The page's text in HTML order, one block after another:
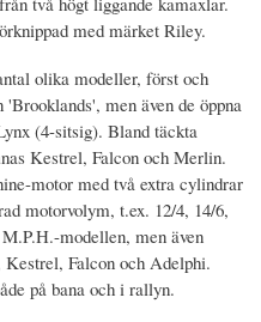
med märket Riley.
olika modeller, först och
men även de öppna
(4-sitsig). Bland täckta
Kestrel, Falcon och Merlin.
motor med två extra cylindrar
motorvolym, t.ex. 12/4, 14/6,
modellen, men även
Kestrel, Falcon och Adelphi.
på bana och i rallyn.